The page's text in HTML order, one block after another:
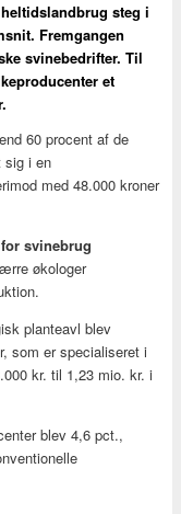
steg i
Fremgangen
svinebedrifter. Til
et
60 procent af de
sig i en
med 48.000 kroner
svinebrug
økologer
planteavl blev
som er specialiseret i
kr. til 1,23 mio. kr. i
blev 4,6 pct.,